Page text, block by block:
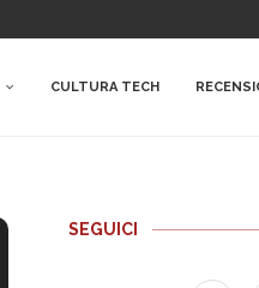
CULTURA TECH
SEGUICI